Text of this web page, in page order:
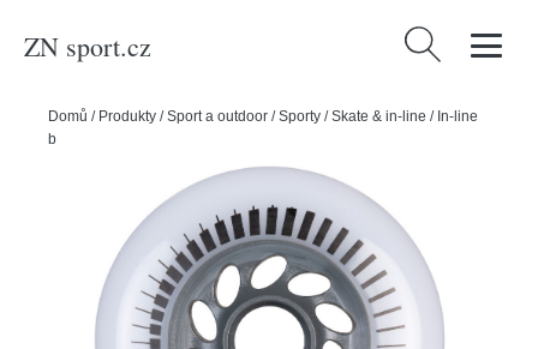
ZN sport.cz Vyhledávání
Domů / Produkty /Sport a outdoor /Sporty /Skate & in-line / In-line
bruslení